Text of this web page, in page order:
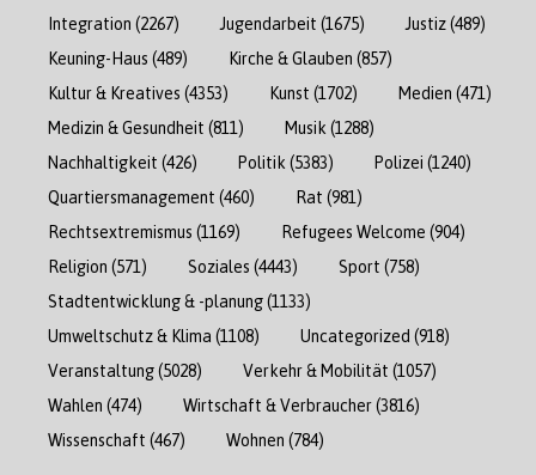
Integration (2267) Jugendarbeit (1675) Justiz(489)
Keuning-Haus (489) Kirche & Glauben (857)
Kultur & Kreatives (4353) Kunst (1702) Medien (471)
Medizin & Gesundheit (811) Musik (1288)
Nachhaltigkeit (426) Politik (5383) Polizei (1240)
Quartiersmanagement (460) Rat (981)
Rechtsextremismus (1169) Refugees Welcome (904)
Religion (571) Soziales (4443) Sport (758)
Stadtentwicklung & -planung(1133)
Umweltschutz & Klima (1108) Uncategorized (918)
Veranstaltung(5028) Verkehr & Mobilität (1057)
Wahlen (474) Wirtschaft & Verbraucher(3816)
Wissenschaft (467) Wohnen (784)